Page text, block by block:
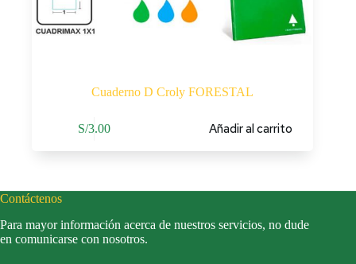
Cuaderno D Croly FORESTAL
S/3.00 Añadir al carrito
Contáctenos
Para mayor información acerca de nuestros servicios, no dude
en comunicarse con nosotros.